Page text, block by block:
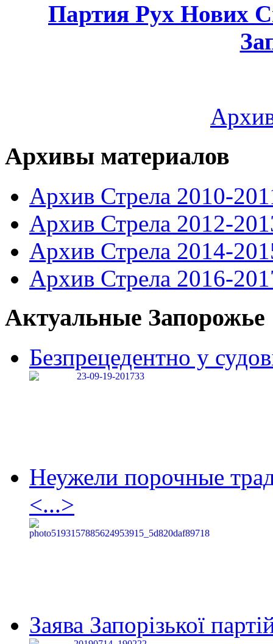
Партия Рух Нових
Архивы материалов
Архив Стрела 2010-
Архив Стрела 2012-
Архив Стрела 2014-
Архив Стрела 2016-
Актуальные Запорожье
Безпрецедентно у
Неужели порочные
<...>
Заява Запорізької